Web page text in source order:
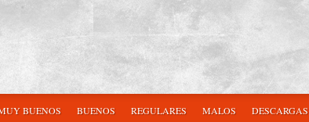
BUENOS BUENOS REGULARES MALOS DESCARGAS